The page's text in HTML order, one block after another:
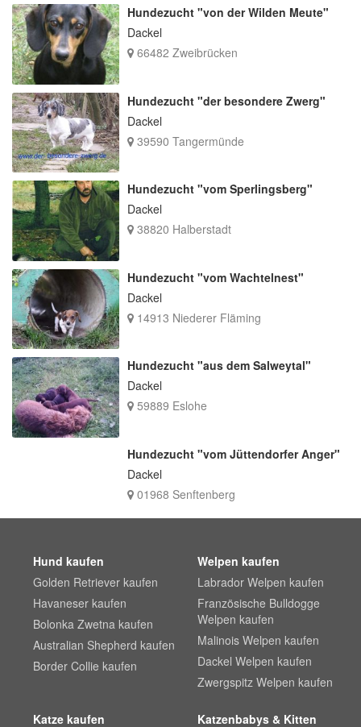
Hundezucht "von der Wilden Meute"
Dackel
66482 Zweibrücken
Hundezucht "der besondere Zwerg"
Dackel
39590 Tangermünde
Hundezucht "vom Sperlingsberg"
Dackel
38820 Halberstadt
Hundezucht "vom Wachtelnest"
Dackel
14913 Niederer Fläming
Hundezucht "aus dem Salweytal"
Dackel
59889 Eslohe
Hundezucht "vom Jüttendorfer Anger"
Dackel
01968 Senftenberg
Hund kaufen
Golden Retriever kaufen
Havaneser kaufen
Bolonka Zwetna kaufen
Australian Shepherd kaufen
Border Collie kaufen
Welpen kaufen
Labrador Welpen kaufen
Französische Bulldogge
Welpen kaufen
Malinois Welpen kaufen
Dackel Welpen kaufen
Zwergspitz Welpen kaufen
Katze kaufen
Katzenbabys & Kitten